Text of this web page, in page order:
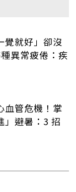
覺就好」卻沒
異常疲倦：疾
血管危機！掌
」避暑：3 招